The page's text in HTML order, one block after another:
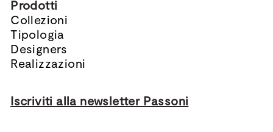
Prodotti
Collezioni
Tipologia
Designers
Realizzazioni
Iscriviti alla newsletter Passoni